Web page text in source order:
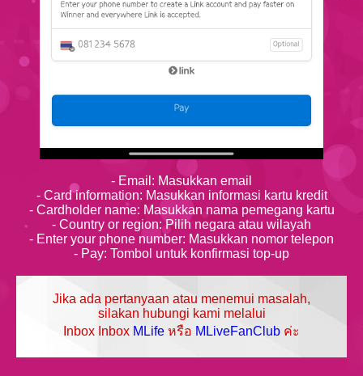
- Email: Masukkan email
- Card information: Masukkan informasi kartu kredit
- Cardholder name: Masukkan nama pemegang kartu
- Country or region: Pilih negara atau wilayah
- Enter your phone number: Masukkan nomor telepon
- Pay: Tombol untuk konfirmasi top-up
Jika ada pertanyaan atau menemui masalah,
silakan hubungi kami melalui
Inbox Inbox MLife หรือ MLiveFanClub ค่ะ